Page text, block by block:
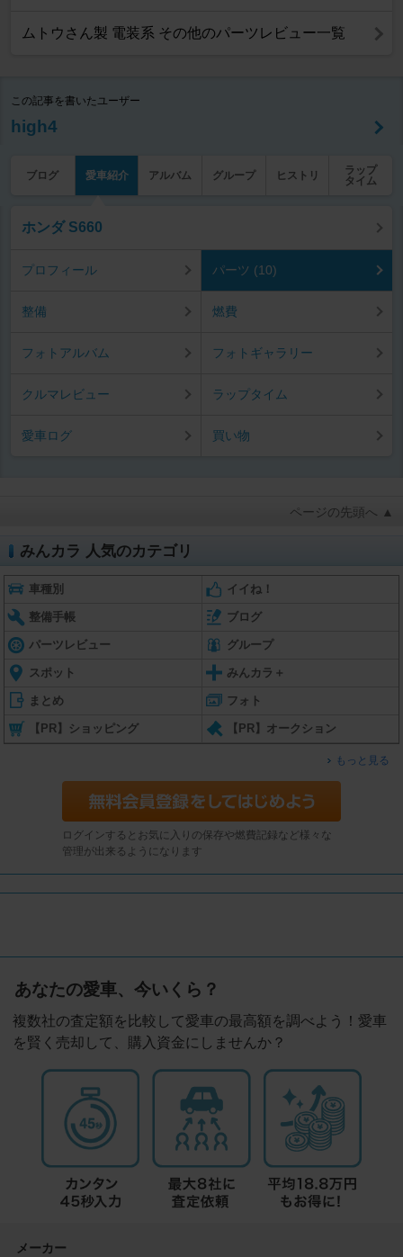
ムトウさん製 電装系 その他のパーツレビュー一覧
この記事を書いたユーザー
high4
ブログ 愛車紹介 アルバム グループ ヒストリ
ラップ
タイム
ホンダ S660
プロフィール パーツ (10)
整備 燃費
フォトアルバム フォトギャラリー
クルマレビュー ラップタイム
愛車ログ 買い物
ページの先頭へ ▲
みんカラ 人気のカテゴリ
車種別 イイね！
整備手帳 ブログ
パーツレビュー グループ
スポット みんカラ＋
まとめ フォト
【PR】ショッピング 【PR】オークション
もっと見る
ログインするとお気に入りの保存や燃費記録など様々な
管理が出来るようになります
あなたの愛車、今いくら？
複数社の査定額を比較して愛車の最高額を調べよう！愛車
を賢く売却して、購入資金にしませんか？
メーカー